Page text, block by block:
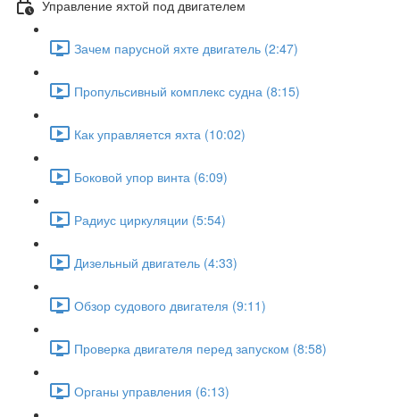
Управление яхтой под двигателем
Зачем парусной яхте двигатель (2:47)
Пропульсивный комплекс судна (8:15)
Как управляется яхта (10:02)
Боковой упор винта (6:09)
Радиус циркуляции (5:54)
Дизельный двигатель (4:33)
Обзор судового двигателя (9:11)
Проверка двигателя перед запуском (8:58)
Органы управления (6:13)